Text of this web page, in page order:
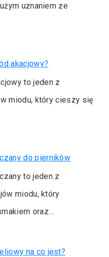
uznaniem ze
akacjowy?
to jeden z
miodu, który cieszy się
do pierników
to jeden z
miodu, który
oraz…
na co jest?